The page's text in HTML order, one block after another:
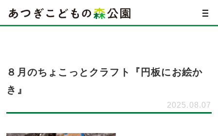
８月のちょこっとクラフト『円板にお絵か
き』
2025.08.07